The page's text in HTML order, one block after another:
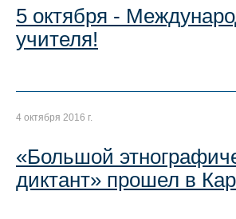
5 октября -
учителя!
4 октября 2016 г.
«Большой
диктант» прошел в